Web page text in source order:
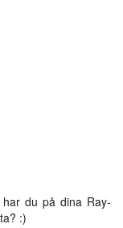
du på dina Ray-
:)